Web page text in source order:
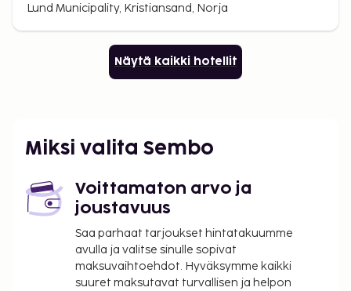
Lund Municipality, Kristiansand, Norja
Näytä kaikki hotellit
Miksi valita Sembo
Voittamaton arvo ja
joustavuus
Saa parhaat tarjoukset hintatakuumme
avulla ja valitse sinulle sopivat
maksuvaihtoehdot. Hyväksymme kaikki
suuret maksutavat turvallisen ja helpon